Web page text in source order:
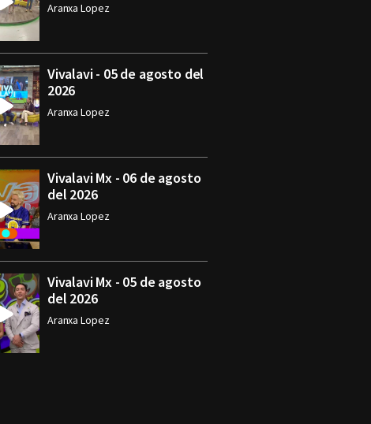
Aranxa Lopez
Vivalavi - 05 de agosto del
2026
Aranxa Lopez
Vivalavi Mx - 06 de agosto
del 2026
Aranxa Lopez
Vivalavi Mx - 05 de agosto
del 2026
Aranxa Lopez